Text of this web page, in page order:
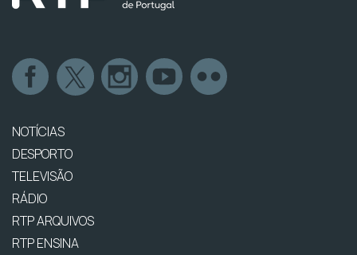
NOTÍCIAS
DESPORTO
TELEVISÃO
RÁDIO
RTP ARQUIVOS
RTP ENSINA